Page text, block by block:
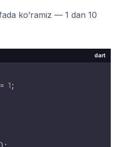
ko’ramiz — 1 dan 10
dart
1 ;